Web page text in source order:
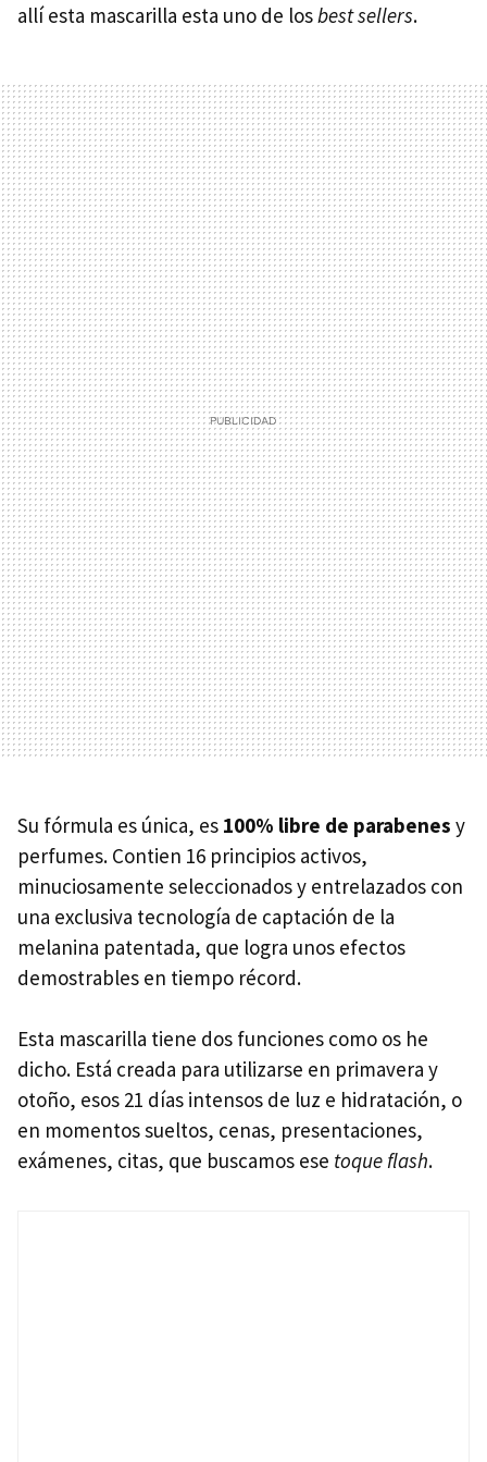
allí esta mascarilla esta uno de losbest sellers.
Su fórmula es única, es 100% libre de parabenes y
perfumes. Contien 16 principios activos,
minuciosamente seleccionados y entrelazados con
una exclusiva tecnología de captación de la
melanina patentada, que logra unos efectos
demostrables en tiempo récord.
Esta mascarilla tiene dos funciones como os he
dicho. Está creada para utilizarse en primavera y
otoño, esos 21 días intensos de luz e hidratación, o
en momentos sueltos, cenas, presentaciones,
exámenes, citas, que buscamos ese toque flash.